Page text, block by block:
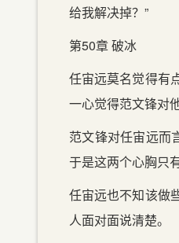
给我解决掉？”
第50章 破冰
任宙远莫名觉得有
一心觉得范文锋对
范文锋对任宙远而
于是这两个心胸只
任宙远也不知该做
人面对面说清楚。